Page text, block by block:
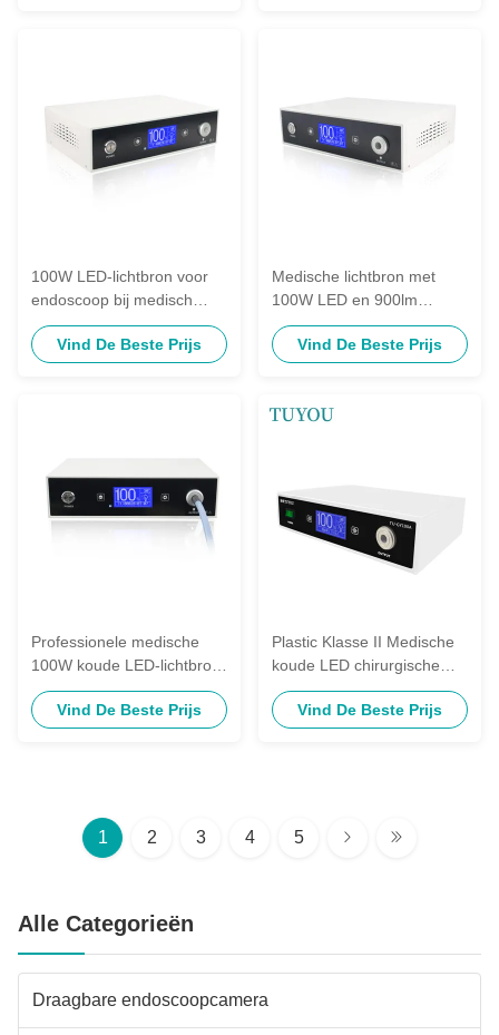
100W LED-lichtbron voor
endoscoop bij medisch
onderzoek met instelbare
helderheid
Vind De Beste Prijs
Medische lichtbron met
100W LED en 900lm
lichtstroom voor
nauwkeurige beeldvorming
Vind De Beste Prijs
Professionele medische
100W koude LED-lichtbron
voor
endoscoopcamerasysteem
Vind De Beste Prijs
Plastic Klasse II Medische
koude LED chirurgische
endoscopie lichtmachine
voor instrumenten
Vind De Beste Prijs
1 2 3 4 5
Alle Categorieën
Draagbare endoscoopcamera